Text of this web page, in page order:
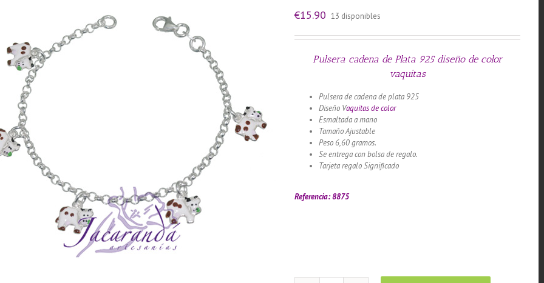
€15.90 13 disponibles
Pulsera cadena de Plata 925 diseño de color
vaquitas
Pulsera de cadena de plata 925
Diseño Vaquitas de color
Esmaltada a mano
Tamaño Ajustable
Peso 6,60 gramos.
Se entrega con bolsa de regalo.
Tarjeta regalo Significado
Referencia: 8875